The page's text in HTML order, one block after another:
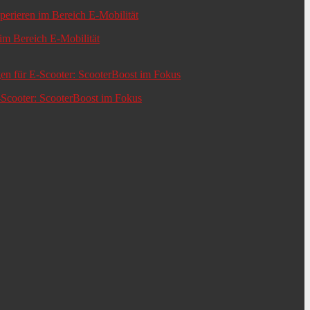
Bereich E-Mobilität
ScooterBoost im Fokus